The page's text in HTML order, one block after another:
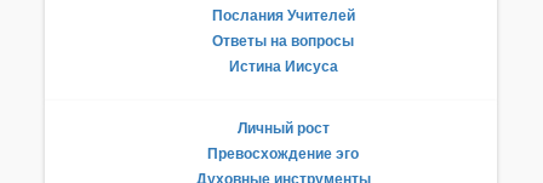
Послания Учителей
Ответы на вопросы
Истина Иисуса
Личный рост
Превосхождение эго
Духовные инструменты